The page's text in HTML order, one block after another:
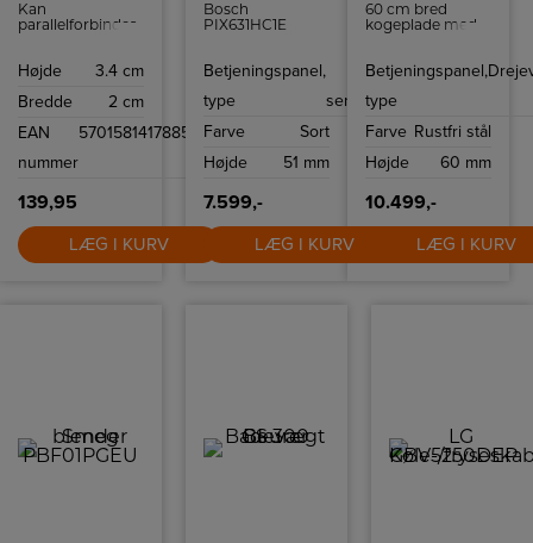
Kan
parallelforbindes
Tilslutningsledning
Kontakt på
forlænges ved at
skinner
Højde
3.4 cm
Bredde
2 cm
EAN
nummer
5701581417885
139,95
LÆG I KURV
Bosch
PIX631HC1E
funktioner som
PowerBoost og
gør både
og slow cooking i
nemmere og
sjovere at lave
mad.
Betjeningspanel,
type
Via
sensor
Farve
Sort
Højde
51 mm
7.599,-
LÆG I KURV
60 cm bred
kogeplade med
effektiv
Betjeningspanel,
type
Farve Rustfri stål
Højde
60 mm
10.499,-
LÆG I KURV